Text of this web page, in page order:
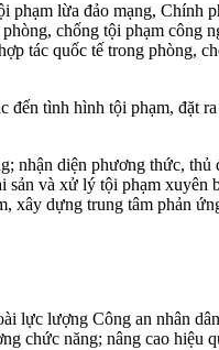
lừa đảo mạng, Chính
chống tội phạm công
tác quốc tế trong phòng,
đến tình hình tội phạm, đặt
nhận diện phương thức,
và xử lý tội phạm xuyên
xây dựng trung tâm phản
lực lượng Công an nhân
chức năng; nâng cao hiệu